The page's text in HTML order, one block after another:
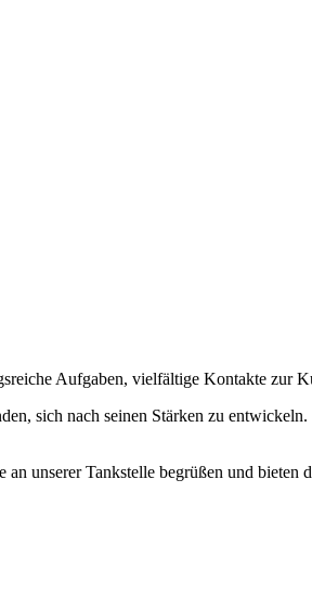
Aufgaben, vielfältige Kontakte zur
sich nach seinen Stärken zu
unserer Tankstelle begrüßen und bieten